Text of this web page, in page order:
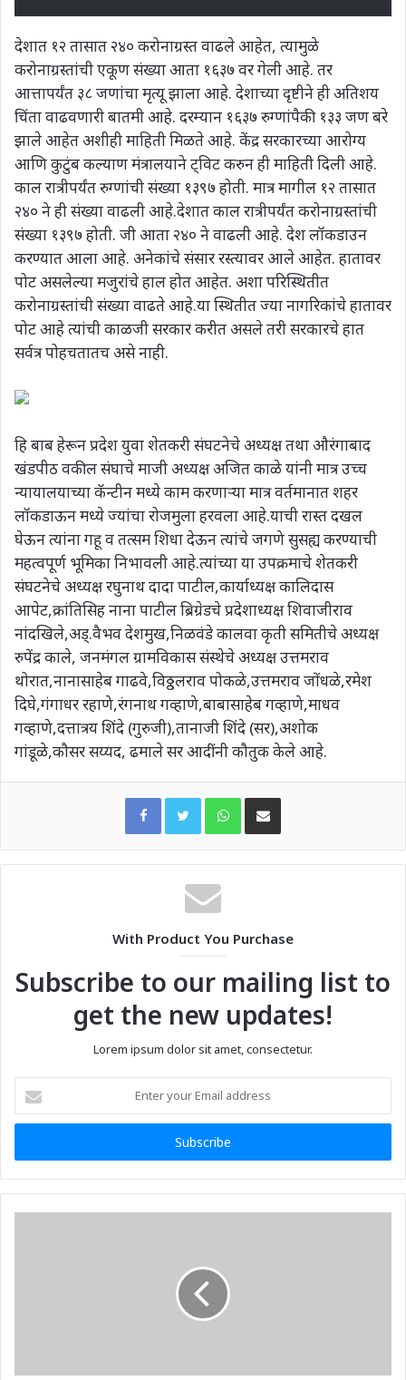
देशात १२ तासात २४० करोनाग्रस्त वाढले आहेत, त्यामुळे
करोनाग्रस्तांची एकूण संख्या आता १६३७ वर गेली आहे. तर
आत्तापर्यंत ३८ जणांचा मृत्यू झाला आहे. देशाच्या दृष्टीने ही अतिशय
चिंता वाढवणारी बातमी आहे. दरम्यान १६३७ रुग्णांपैकी १३३ जण बरे
झाले आहेत अशीही माहिती मिळते आहे. केंद्र सरकारच्या आरोग्य
आणि कुटुंब कल्याण मंत्रालयाने ट्विट करुन ही माहिती दिली आहे.
काल रात्रीपर्यंत रुग्णांची संख्या १३९७ होती. मात्र मागील १२ तासात
२४० ने ही संख्या वाढली आहे.देशात काल रात्रीपर्यंत करोनाग्रस्तांची
संख्या १३९७ होती. जी आता २४० ने वाढली आहे. देश लॉकडाउन
करण्यात आला आहे. अनेकांचे संसार रस्त्यावर आले आहेत. हातावर
पोट असलेल्या मजुरांचे हाल होत आहेत. अशा परिस्थितीत
करोनाग्रस्तांची संख्या वाढते आहे.या स्थितीत ज्या नागरिकांचे हातावर
पोट आहे त्यांची काळजी सरकार करीत असले तरी सरकारचे हात
सर्वत्र पोहचतातच असे नाही.
हि बाब हेरून प्रदेश युवा शेतकरी संघटनेचे अध्यक्ष तथा औरंगाबाद
खंडपीठ वकील संघाचे माजी अध्यक्ष अजित काळे यांनी मात्र उच्च
न्यायालयाच्या कॅन्टीन मध्ये काम करणाऱ्या मात्र वर्तमानात शहर
लॉकडाऊन मध्ये ज्यांचा रोजमुला हरवला आहे.याची रास्त दखल
घेऊन त्यांना गहू व तत्सम शिधा देऊन त्यांचे जगणे सुसह्य करण्याची
महत्वपूर्ण भूमिका निभावली आहे.त्यांच्या या उपक्रमाचे शेतकरी
संघटनेचे अध्यक्ष रघुनाथ दादा पाटील,कार्याध्यक्ष कालिदास
आपेट,क्रांतिसिह नाना पाटील ब्रिग्रेडचे प्रदेशाध्यक्ष शिवाजीराव
नांदखिले,अड्.वैभव देशमुख,निळवंडे कालवा कृती समितीचे अध्यक्ष
रुपेंद्र काले, जनमंगल ग्रामविकास संस्थेचे अध्यक्ष उत्तमराव
थोरात,नानासाहेब गाढवे,विठ्ठलराव पोकळे,उत्तमराव जोंधळे,रमेश
दिघे,गंगाधर रहाणे,रंगनाथ गव्हाणे,बाबासाहेब गव्हाणे,माधव
गव्हाणे,दत्तात्रय शिंदे (गुरुजी),तानाजी शिंदे (सर),अशोक
गांडूळे,कौसर सय्यद, ढमाले सर आदींनी कौतुक केले आहे.
WhatsAppShare via Email
With Product You Purchase
Subscribe to our mailing list to
get the new updates!
Lorem ipsum dolor sit amet, consectetur.
your
Email